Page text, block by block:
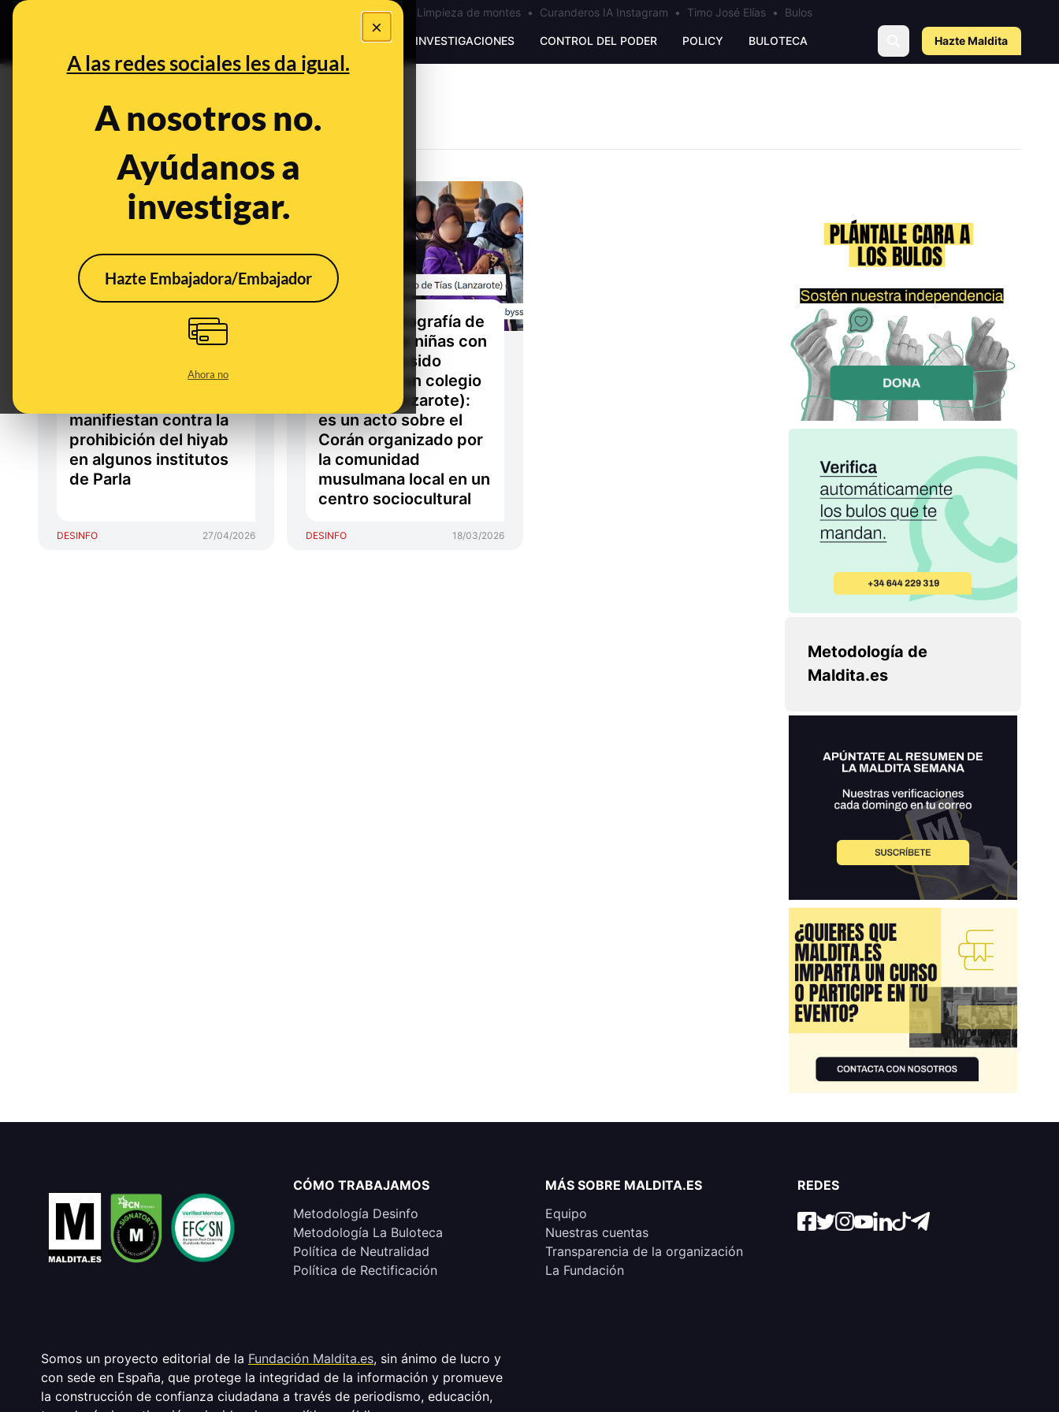
×
A las redes sociales les da igual.
A nosotros no.
Ayúdanos a
investigar.
Hazte Embajadora/Embajador
Ahora no
Bulos Ceuta • Limpieza de montes • Curanderos IA Instagram • Timo José Elías • Bulos
PREBUNKING INVESTIGACIONES CONTROL DEL PODER POLICY BULOTECA Hazte Maldita
No, las manifestantes
de este video no
obligatorio en los
manifiestan contra la
prohibición del hiyab
en algunos institutos
de Parla
DESINFO 27/04/2026
No, esta fotografía de
un grupo de niñas con
hiyab no ha sido
tomada en un colegio
de Tías (Lanzarote):
es un acto sobre el
Corán organizado por
la comunidad
musulmana local en un
centro sociocultural
DESINFO 18/03/2026
Metodología de
Maldita.es
CÓMO TRABAJAMOS
Metodología Desinfo
Metodología La Buloteca
Política de Neutralidad
Política de Rectificación
MÁS SOBRE MALDITA.ES
Equipo
Nuestras cuentas
Transparencia de la organización
La Fundación
REDES
Somos un proyecto editorial de la Fundación Maldita.es, sin ánimo de lucro y
con sede en España, que protege la integridad de la información y promueve
la construcción de confianza ciudadana a través de periodismo, educación,